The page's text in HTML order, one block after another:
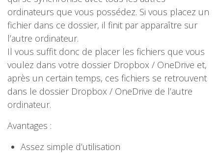
ordinateurs que vous possédez. Si vous placez un
fichier dans ce dossier, il finit par apparaître sur
l’autre ordinateur.
Il vous suffit donc de placer les fichiers que vous
voulez dans votre dossier Dropbox / OneDrive et,
après un certain temps, ces fichiers se retrouvent
dans le dossier Dropbox / OneDrive de l’autre
ordinateur.
Avantages :
Assez simple d’utilisation